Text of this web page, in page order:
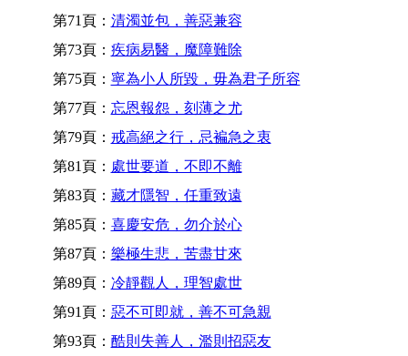
第71頁： 清濁並包，善惡兼容
第73頁： 疾病易醫，魔障難除
第75頁： 寧為小人所毀，毋為君子所容
第77頁： 忘恩報怨，刻薄之尤
第79頁： 戒高絕之行，忌褊急之衷
第81頁： 處世要道，不即不離
第83頁： 藏才隱智，任重致遠
第85頁： 喜慶安危，勿介於心
第87頁： 樂極生悲，苦盡甘來
第89頁： 冷靜觀人，理智處世
第91頁： 惡不可即就，善不可急親
第93頁： 酷則失善人，濫則招惡友